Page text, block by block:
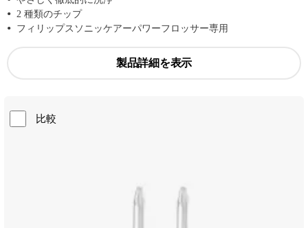
2 種類のチップ
フィリップスソニッケアーパワーフロッサー専用
製品詳細を表示
比較